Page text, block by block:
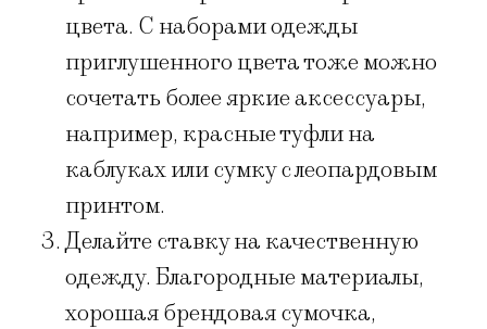
цвета. С наборами одежды
приглушенного цвета тоже можно
сочетать более яркие аксессуары,
например, красные туфли на
каблуках или сумку с леопардовым
принтом.
Делайте ставку на качественную
одежду. Благородные материалы,
хорошая брендовая сумочка,